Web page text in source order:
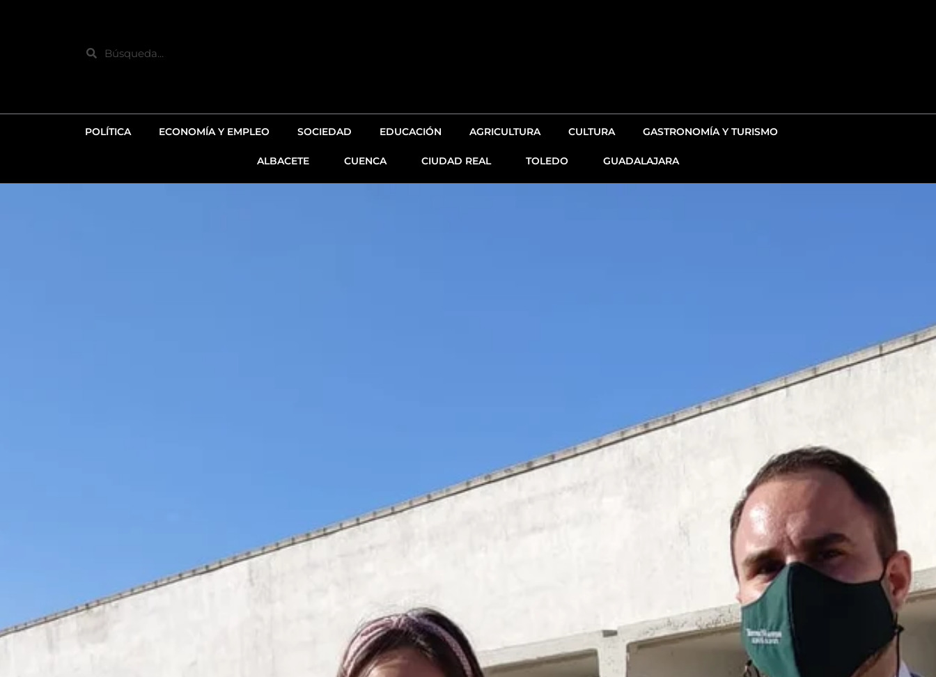
Search
POLÍTICA ECONOMÍA Y EMPLEO SOCIEDAD EDUCACIÓN AGRICULTURA CULTURA GASTRONOMÍA Y TURISMO
ALBACETE CUENCA CIUDAD REAL TOLEDO GUADALAJARA